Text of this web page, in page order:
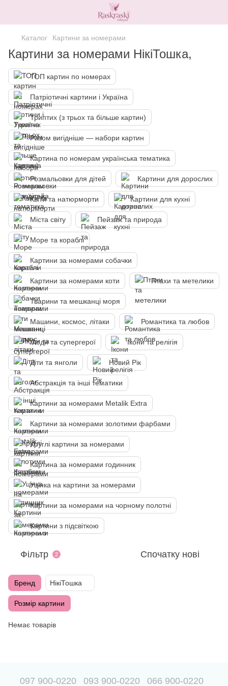
Каталог Картини за номерами
Картини за номерами НікіТошка,
ТОП картин по номерах
Патріотичні картини і Україна
Триптих (з трьох та більше картин)
Разом вигідніше — набори картин
Картина по номерам українська тематика
Розмальовки для дітей Картини для дорослих
Квіти та натюрморти Картини для кухні
Міста світу Пейзаж та природа
Море та кораблі
Картини за номерами собачки
Картини за номерами коти Птахи та метелики
Тварини та мешканці моря
Машини, космос, літаки Романтика та любов
Люди та супергерої Ікони та релігія
Діти та янголи Новий Рік
Абстракція та інші тематики
Картини за номерами Metalik Extra
Картини за номерами золотими фарбами
Круглі картини за номерами
Картина за номерами годинник
Уцінка на картини за номерами
Картини за номерами на чорному полотні
Картини з підсвіткою
Фільтр 2 Спочатку нові
Бренд НікіТошка
Розмір картини
Немає товарів
097 900-0220 093 900-0220 066 900-0220